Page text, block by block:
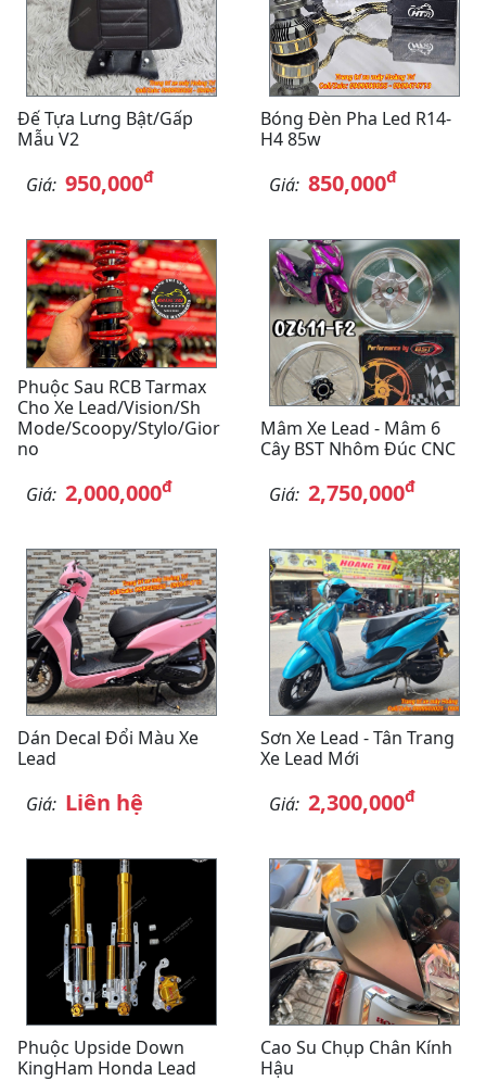
Đế Tựa Lưng Bật/gấp
Mẫu V2
Giá: 950,000đ
Bóng Đèn Pha Led R14-
H4 85w
Giá: 850,000đ
Phuộc Sau RCB Tarmax
Cho Xe Lead/Vision/Sh
Mode/Scoopy/Stylo/Gior
No
Giá: 2,000,000đ
Mâm Xe Lead - Mâm 6
Cây BST Nhôm Đúc CNC
Giá: 2,750,000đ
Dán Decal Đổi Màu Xe
Lead
Giá: Liên hệ
Sơn Xe Lead - Tân Trang
Xe Lead Mới
Giá: 2,300,000đ
Phuộc Upside Down
KingHam Honda Lead
Cao Su Chụp Chân Kính
Hậu